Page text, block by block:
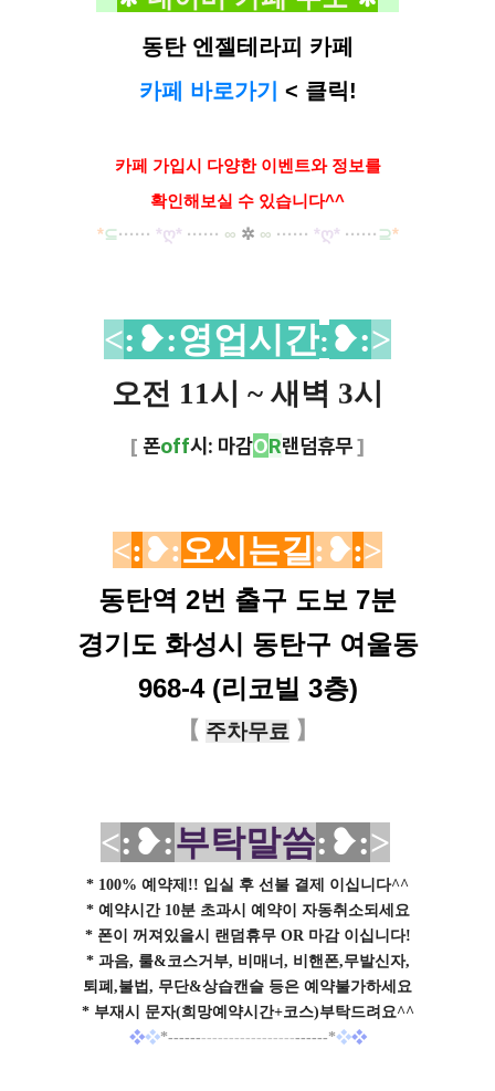
동탄 엔젤테라피 카페
카페 바로가기 < 클릭!
카페 가입시 다양한 이벤트와 정보를
확인해보실 수 있습니다^^
*⊆······ *ღ* ······ ∞ ✲ ∞ ······ *ღ* ······ ⊇*
<:❥:영업시간: ❥:>
오전 11시 ~ 새벽 3시
[ 폰off시: 마감OR랜덤휴무]
<: ❥:오시는길 :❥:>
동탄역 2번 출구 도보 7분
경기도 화성시 동탄구 여울동
968-4 (리코빌 3층)
【 주차무료 】
<:❥:부탁말씀:❥:>
* 100% 예약제!! 입실 후 선불 결제 이십니다^^
* 예약시간 10분 초과시 예약이 자동취소되세요
* 폰이 꺼져있을시 랜덤휴무 OR 마감 이십니다!
* 과음, 룰&코스거부, 비매너, 비핸폰,무발신자,
퇴폐,불법, 무단&상습캔슬 등은 예약불가하세요
* 부재시 문자(희망예약시간+코스)부탁드려요^^
❖❖*-----------------------------*❖❖